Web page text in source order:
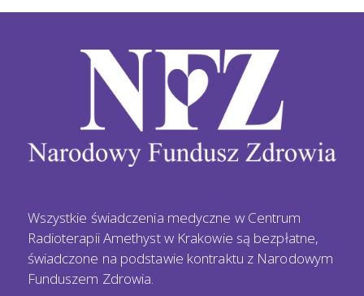
Wszystkie świadczenia medyczne w Centrum
Radioterapii Amethyst w Krakowie są bezpłatne,
świadczone na podstawie kontraktu z Narodowym
Funduszem Zdrowia.